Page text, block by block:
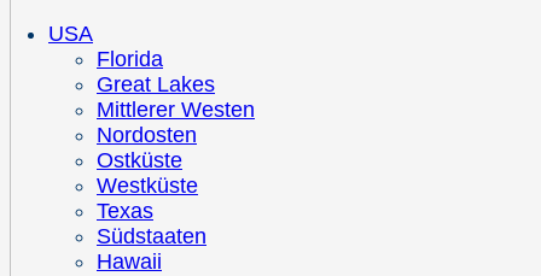
USA
Florida
Great Lakes
Mittlerer Westen
Nordosten
Ostküste
Westküste
Texas
Südstaaten
Hawaii